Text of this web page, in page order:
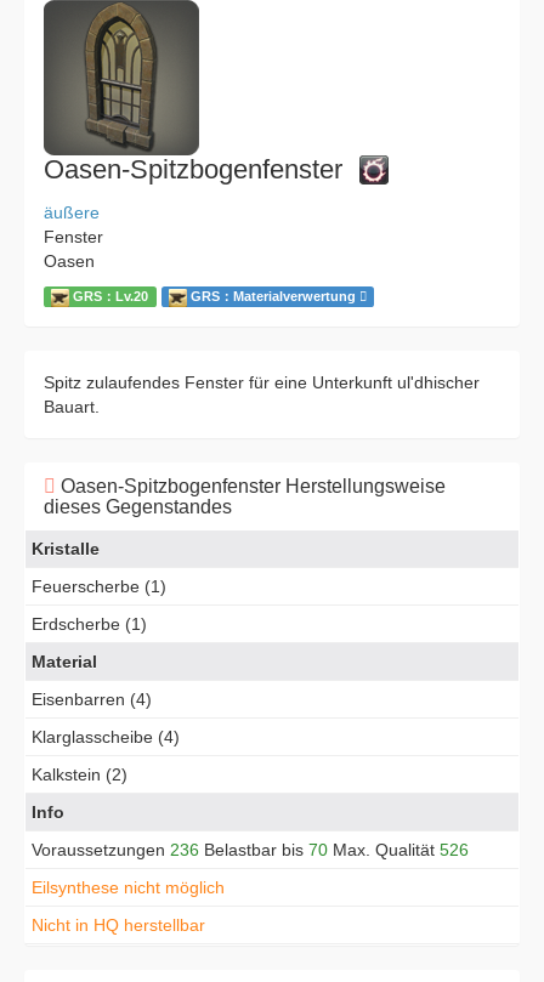
Oasen-Spitzbogenfenster
äußere
Fenster
Oasen
GRS：Lv.20 GRS：Materialverwertung
Spitz zulaufendes Fenster für eine Unterkunft ul'dhischer
Bauart.
Oasen-Spitzbogenfenster Herstellungsweise
dieses Gegenstandes
Kristalle
Feuerscherbe (1)
Erdscherbe (1)
Material
Eisenbarren (4)
Klarglasscheibe (4)
Kalkstein (2)
Info
Voraussetzungen 236 Belastbar bis 70 Max. Qualität 526
Eilsynthese nicht möglich
Nicht in HQ herstellbar